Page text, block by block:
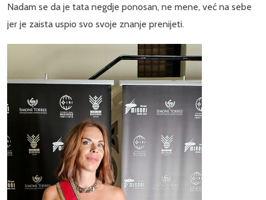
Nadam se da je tata negdje ponosan, ne mene, već na sebe
jer je zaista uspio svo svoje znanje prenijeti.